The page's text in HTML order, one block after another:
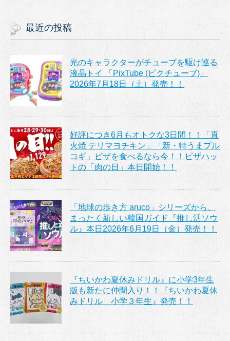
最近の投稿
光のキャラクターがチューブを駆け巡る
液晶トイ 「PixTube (ピクチューブ)」
2026年7月18日（土）発売！！
好評につき6月もオトクな3日間！！「直
火焼 テリマヨチキン」「新・特うまプル
コギ」ピザを食べるなら今！！ピザハッ
トの「肉の日」本日開始！！
「地球の歩き方 aruco」シリーズから、
まったく新しい韓国ガイド『推し活ソウ
ル』本日2026年6月19日（金）発売！！
『ちいかわ夏休みドリル』に小学3年生
版も新たに仲間入り！！『ちいかわ夏休
みドリル 小学３年生』発売！！